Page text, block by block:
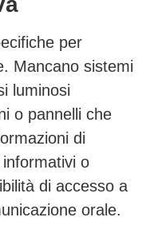
per
Mancano sistemi
luminosi
o pannelli che
di
informativi o
di accesso a
orale.